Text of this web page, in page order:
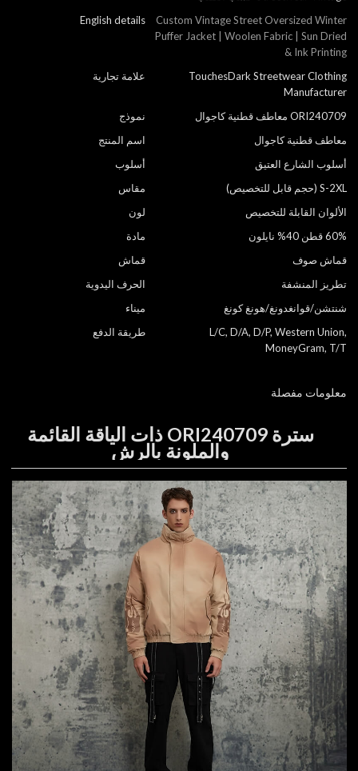
English details
Custom Vintage Street Oversized Winter
Puffer Jacket | Woolen Fabric | Sun Dried
& Ink Printing
علامة تجارية
TouchesDark Streetwear Clothing
Manufacturer
نموذج
ORI240709 معاطف قطنية كاجوال
اسم المنتج
معاطف قطنية كاجوال
أسلوب
أسلوب الشارع العتيق
مقاس
S-2XL (حجم قابل للتخصيص)
لون
الألوان القابلة للتخصيص
مادة
60% قطن 40% نايلون
قماش
قماش صوف
الحرف اليدوية
تطريز المنشفة
ميناء
شنتشن/قوانغدونغ/هونغ كونغ
طريقة الدفع
L/C, D/A, D/P, Western Union,
MoneyGram, T/T
معلومات مفصلة
سترة ORI240709 ذات الياقة القائمة
والملونة بالرش